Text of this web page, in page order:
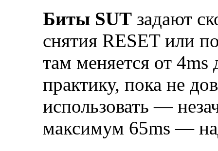
Биты SUT задают
снятия RESET или
там меняется от
практику, пока не
использовать —
максимум 65ms —